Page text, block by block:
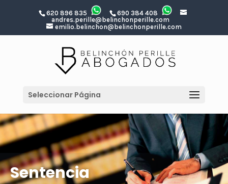
620 896 835
690 384 408
andres.perille@belinchonperille.com
emilio.belinchon@belinchonperille.com
Seleccionar Página
Sentencia